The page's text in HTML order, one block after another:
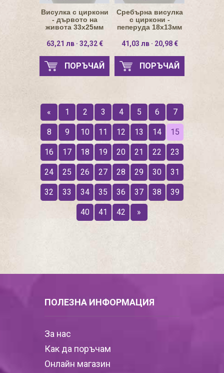
Висулка с циркони
- дървото на
живота 33х25мм
63,21 лв · 32,32 €
ПОРЪЧАЙ
Сребърна висулка
с циркони -
пеперуда 18х13мм
41,03 лв · 20,98 €
ПОРЪЧАЙ
« 1 2 3 4 5 6 7
8 9 10 11 12 13 14 15
16 17 18 19 20 21 22 23
24 25 26 27 28 29 30 31
32 33 34 35 36 37 38 39
40 41 42 »
ПОЛЕЗНА ИНФОРМАЦИЯ
За нас
Как да поръчам
Онлайн магазин